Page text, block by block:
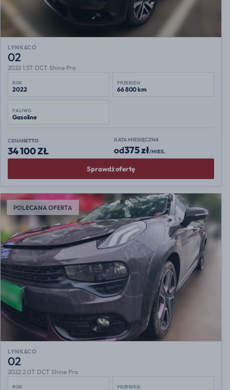
LYNK&CO
02
2022 1.5T DCT Shine Pro
ROK
2022
PRZEBIEG
66 800 km
PALIWO
Gasoline
CENANETTO
34 100 ZŁ
RATA MIESIĘCZNA
od375 zł/MIES.
Sprawdź ofertę
POLECANA OFERTA
LYNK&CO
02
2022 2.0T DCT Shine Pro
ROK PRZEBIEG